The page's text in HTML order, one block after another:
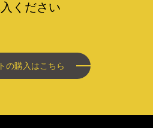
ください
の購入はこちら